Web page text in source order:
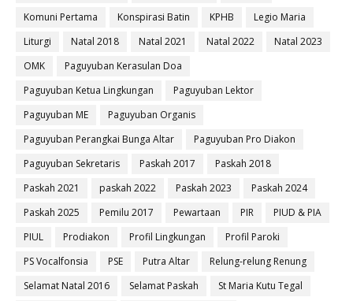
Komuni Pertama
Konspirasi Batin KPHB
Legio Maria
Liturgi
Natal 2018 Natal 2021 Natal 2022
Natal 2023
OMK
Paguyuban Kerasulan Doa
Paguyuban Ketua Lingkungan
Paguyuban Lektor
Paguyuban ME
Paguyuban Organis
Paguyuban Perangkai Bunga Altar
Paguyuban Pro Diakon
Paguyuban Sekretaris
Paskah 2017
Paskah 2018
Paskah 2021
paskah 2022 Paskah 2023
Paskah 2024
Paskah 2025
Pemilu 2017 Pewartaan PIR
PIUD & PIA
PIUL
Prodiakon Profil Lingkungan
Profil Paroki
PS Vocalfonsia
PSE Putra Altar
Relung-relung Renung
Selamat Natal 2016
Selamat Paskah
St Maria Kutu Tegal